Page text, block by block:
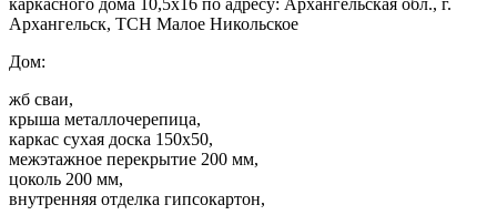
каркасного дома 10,5х16 по адресу: Архангельская обл., г.
Архангельск, ТСН Малое Никольское
Дом:
жб сваи,
крыша металлочерепица,
каркас сухая доска 150х50,
межэтажное перекрытие 200 мм,
цоколь 200 мм,
внутренняя отделка гипсокартон,